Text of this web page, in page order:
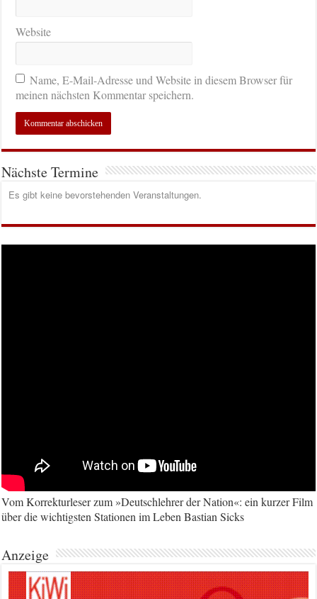
Website
Name, E-Mail-Adresse und Website in diesem Browser für
meinen nächsten Kommentar speichern.
Nächste Termine
Es gibt keine bevorstehenden Veranstaltungen.
Vom Korrekturleser zum »Deutschlehrer der Nation«: ein kurzer Film
über die wichtigsten Stationen im Leben Bastian Sicks
Anzeige